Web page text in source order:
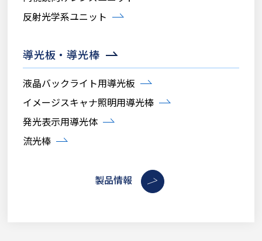
反射光学系ユニット
導光板・導光棒
液晶バックライト用導光板
イメージスキャナ照明用導光棒
発光表示用導光体
流光棒
製品情報